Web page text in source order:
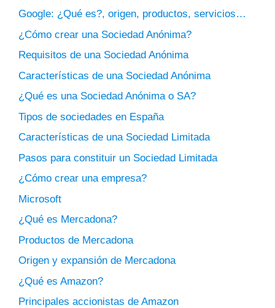
Google: ¿Qué es?, origen, productos, servicios…
¿Cómo crear una Sociedad Anónima?
Requisitos de una Sociedad Anónima
Características de una Sociedad Anónima
¿Qué es una Sociedad Anónima o SA?
Tipos de sociedades en España
Características de una Sociedad Limitada
Pasos para constituir un Sociedad Limitada
¿Cómo crear una empresa?
Microsoft
¿Qué es Mercadona?
Productos de Mercadona
Origen y expansión de Mercadona
¿Qué es Amazon?
Principales accionistas de Amazon